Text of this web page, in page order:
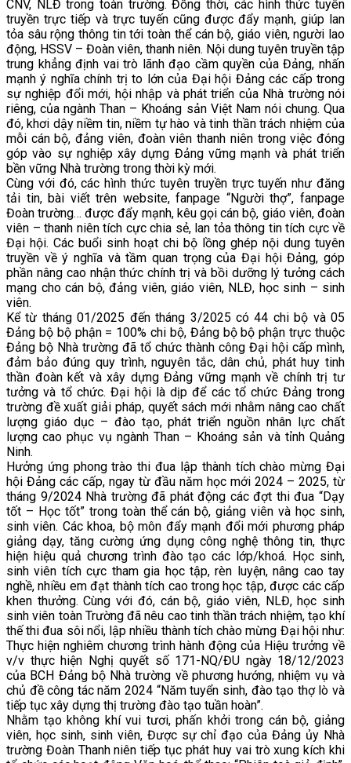
CNV, NLĐ trong toàn trường. Đồng thời, các hình thức tuyên
truyền trực tiếp và trực tuyến cũng được đẩy mạnh, giúp lan
tỏa sâu rộng thông tin tới toàn thể cán bộ, giáo viên, người lao
động, HSSV – Đoàn viên, thanh niên. Nội dung tuyên truyền tập
trung khẳng định vai trò lãnh đạo cầm quyền của Đảng, nhấn
mạnh ý nghĩa chính trị to lớn của Đại hội Đảng các cấp trong
sự nghiệp đổi mới, hội nhập và phát triển của Nhà trường nói
riêng, của ngành Than – Khoáng sản Việt Nam nói chung. Qua
đó, khơi dậy niềm tin, niềm tự hào và tinh thần trách nhiệm của
mỗi cán bộ, đảng viên, đoàn viên thanh niên trong việc đóng
góp vào sự nghiệp xây dựng Đảng vững mạnh và phát triển
bền vững Nhà trường trong thời kỳ mới.
Cùng với đó, các hình thức tuyên truyền trực tuyến như đăng
tải tin, bài viết trên website, fanpage “Người thợ”, fanpage
Đoàn trường… được đẩy mạnh, kêu gọi cán bộ, giáo viên, đoàn
viên – thanh niên tích cực chia sẻ, lan tỏa thông tin tích cực về
Đại hội. Các buổi sinh hoạt chi bộ lồng ghép nội dung tuyên
truyền về ý nghĩa và tầm quan trọng của Đại hội Đảng, góp
phần nâng cao nhận thức chính trị và bồi dưỡng lý tưởng cách
mạng cho cán bộ, đảng viên, giáo viên, NLĐ, học sinh – sinh
viên.
Kể từ tháng 01/2025 đến tháng 3/2025 có 44 chi bộ và 05
Đảng bộ bộ phận = 100% chi bộ, Đảng bộ bộ phận trực thuộc
Đảng bộ Nhà trường đã tổ chức thành công Đại hội cấp mình,
đảm bảo đúng quy trình, nguyên tắc, dân chủ, phát huy tinh
thần đoàn kết và xây dựng Đảng vững mạnh về chính trị tư
tưởng và tổ chức. Đại hội là dịp để các tổ chức Đảng trong
trường đề xuất giải pháp, quyết sách mới nhằm nâng cao chất
lượng giáo dục – đào tạo, phát triển nguồn nhân lực chất
lượng cao phục vụ ngành Than – Khoáng sản và tỉnh Quảng
Ninh.
Hưởng ứng phong trào thi đua lập thành tích chào mừng Đại
hội Đảng các cấp, ngay từ đầu năm học mới 2024 – 2025, từ
tháng 9/2024 Nhà trường đã phát động các đợt thi đua “Dạy
tốt – Học tốt” trong toàn thể cán bộ, giảng viên và học sinh,
sinh viên. Các khoa, bộ môn đẩy mạnh đổi mới phương pháp
giảng dạy, tăng cường ứng dụng công nghệ thông tin, thực
hiện hiệu quả chương trình đào tạo các lớp/khoá. Học sinh,
sinh viên tích cực tham gia học tập, rèn luyện, nâng cao tay
nghề, nhiều em đạt thành tích cao trong học tập, được các cấp
khen thưởng. Cùng với đó, cán bộ, giáo viên, NLĐ, học sinh
sinh viên toàn Trường đã nêu cao tinh thần trách nhiệm, tạo khí
thế thi đua sôi nổi, lập nhiều thành tích chào mừng Đại hội như:
Thực hiện nghiêm chương trình hành động của Hiệu trưởng về
v/v thực hiện Nghị quyết số 171-NQ/ĐU ngày 18/12/2023
của BCH Đảng bộ Nhà trường về phương hướng, nhiệm vụ và
chủ đề công tác năm 2024 “Năm tuyển sinh, đào tạo thợ lò và
tiếp tục xây dựng thị trường đào tạo tuần hoàn”.
Nhằm tạo không khí vui tươi, phấn khởi trong cán bộ, giảng
viên, học sinh, sinh viên, Được sự chỉ đạo của Đảng ủy Nhà
trường Đoàn Thanh niên tiếp tục phát huy vai trò xung kích khi